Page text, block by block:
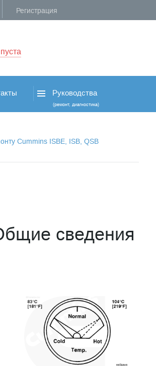
Регистрация
Руководства
(ремонт, диагностика)
Cummins ISBE, ISB, QSB
сведения